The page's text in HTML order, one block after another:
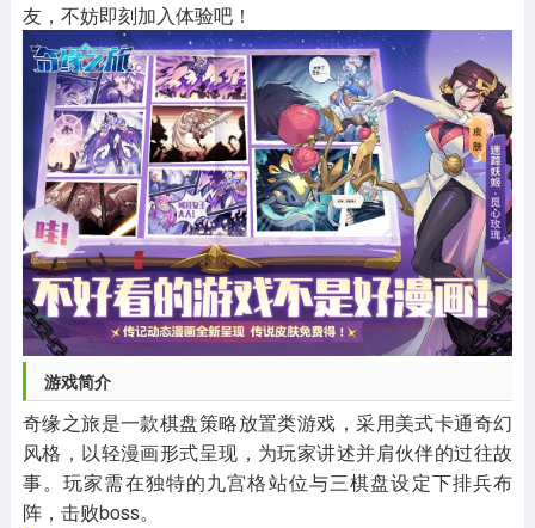
友，不妨即刻加入体验吧！
游戏简介
奇缘之旅是一款棋盘策略放置类游戏，采用美式卡通奇幻
风格，以轻漫画形式呈现，为玩家讲述并肩伙伴的过往故
事。玩家需在独特的九宫格站位与三棋盘设定下排兵布
阵，击败boss。